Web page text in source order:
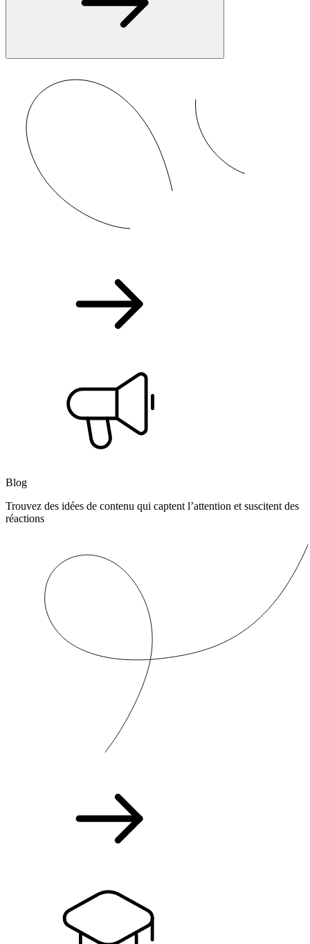
Blog
Trouvez des idées de contenu qui captent l’attention et suscitent des
réactions